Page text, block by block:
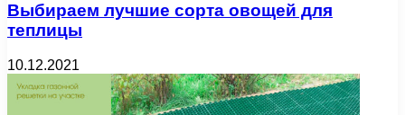
Выбираем лучшие сорта овощей для
теплицы
10.12.2021